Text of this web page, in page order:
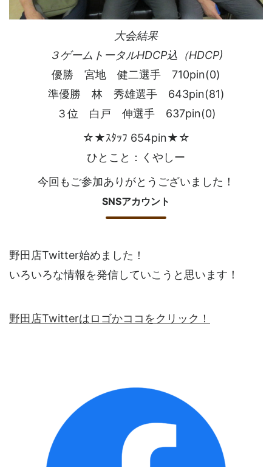
大会結果
３ゲームトータルHDCP込（HDCP)
優勝 宮地 健二選手 710pin(0)
準優勝 林 秀雄選手 643pin(81)
３位 白戸 伸選手 637pin(0)
☆★ｽﾀｯﾌ 654pin★☆
ひとこと：くやしー
今回もご参加ありがとうございました！
SNSアカウント
野田店Twitter始めました！
いろいろな情報を発信していこうと思います！
野田店Twitterはロゴかココをクリック！